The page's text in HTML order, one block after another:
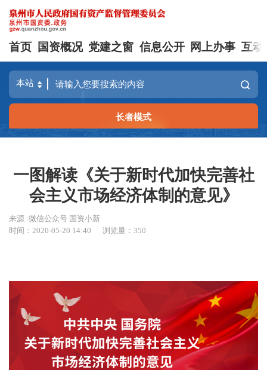
首页 国资概况 党建之窗 信息公开 网上办事 互动
长者模式
一图解读《关于新时代加快完善社
会主义市场经济体制的意见》
来源 :微信公众号 国资小新
时间：2020-05-20 14:40
浏览量：350